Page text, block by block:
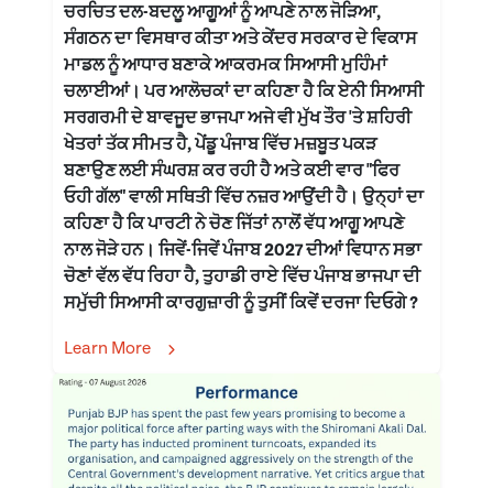
ਚਰਚਿਤ ਦਲ-ਬਦਲੂ ਆਗੂਆਂ ਨੂੰ ਆਪਣੇ ਨਾਲ ਜੋੜਿਆ,
ਸੰਗਠਨ ਦਾ ਵਿਸਥਾਰ ਕੀਤਾ ਅਤੇ ਕੇਂਦਰ ਸਰਕਾਰ ਦੇ ਵਿਕਾਸ
ਮਾਡਲ ਨੂੰ ਆਧਾਰ ਬਣਾਕੇ ਆਕਰਮਕ ਸਿਆਸੀ ਮੁਹਿੰਮਾਂ
ਚਲਾਈਆਂ। ਪਰ ਆਲੋਚਕਾਂ ਦਾ ਕਹਿਣਾ ਹੈ ਕਿ ਏਨੀ ਸਿਆਸੀ
ਸਰਗਰਮੀ ਦੇ ਬਾਵਜੂਦ ਭਾਜਪਾ ਅਜੇ ਵੀ ਮੁੱਖ ਤੌਰ 'ਤੇ ਸ਼ਹਿਰੀ
ਖੇਤਰਾਂ ਤੱਕ ਸੀਮਤ ਹੈ, ਪੇਂਡੂ ਪੰਜਾਬ ਵਿੱਚ ਮਜ਼ਬੂਤ ਪਕੜ
ਬਣਾਉਣ ਲਈ ਸੰਘਰਸ਼ ਕਰ ਰਹੀ ਹੈ ਅਤੇ ਕਈ ਵਾਰ "ਫਿਰ
ਓਹੀ ਗੱਲ" ਵਾਲੀ ਸਥਿਤੀ ਵਿੱਚ ਨਜ਼ਰ ਆਉਂਦੀ ਹੈ। ਉਨ੍ਹਾਂ ਦਾ
ਕਹਿਣਾ ਹੈ ਕਿ ਪਾਰਟੀ ਨੇ ਚੋਣ ਜਿੱਤਾਂ ਨਾਲੋਂ ਵੱਧ ਆਗੂ ਆਪਣੇ
ਨਾਲ ਜੋੜੇ ਹਨ। ਜਿਵੇਂ-ਜਿਵੇਂ ਪੰਜਾਬ 2027 ਦੀਆਂ ਵਿਧਾਨ ਸਭਾ
ਚੋਣਾਂ ਵੱਲ ਵੱਧ ਰਿਹਾ ਹੈ, ਤੁਹਾਡੀ ਰਾਏ ਵਿੱਚ ਪੰਜਾਬ ਭਾਜਪਾ ਦੀ
ਸਮੁੱਚੀ ਸਿਆਸੀ ਕਾਰਗੁਜ਼ਾਰੀ ਨੂੰ ਤੁਸੀਂ ਕਿਵੇਂ ਦਰਜਾ ਦਿਓਗੇ ?
Learn More